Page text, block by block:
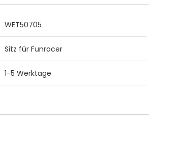
WET50705
Sitz für Funracer
1-5 Werktage